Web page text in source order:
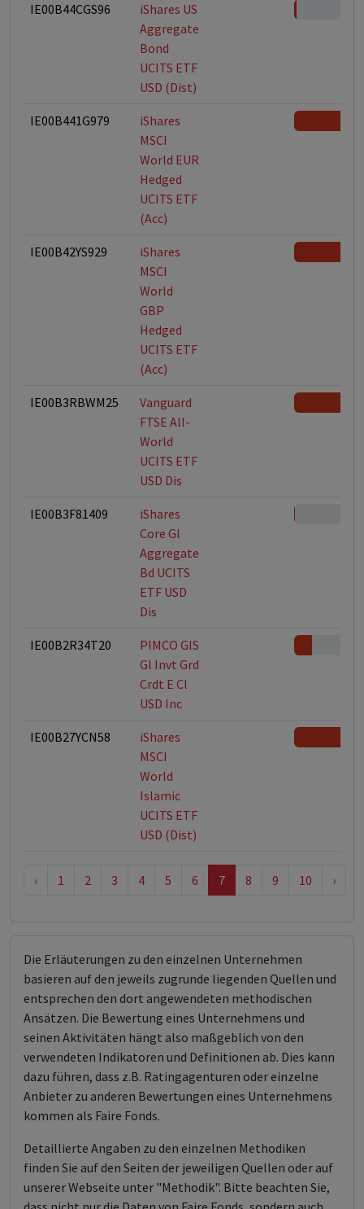
IE00B44CGS96
iShares US
Aggregate
Bond
UCITS ETF
USD (Dist)
IE00B441G979
iShares
MSCI
World EUR
Hedged
UCITS ETF
(Acc)
IE00B42YS929
iShares
MSCI
World
GBP
Hedged
UCITS ETF
(Acc)
IE00B3RBWM25
Vanguard
FTSE All-
World
UCITS ETF
USD Dis
IE00B3F81409
iShares
Core Gl
Aggregate
Bd UCITS
ETF USD
Dis
IE00B2R34T20
PIMCO GIS
Gl Invt Grd
Crdt E Cl
USD Inc
IE00B27YCN58
iShares
MSCI
World
Islamic
UCITS ETF
USD (Dist)
‹ 1 2 3 4 5 6 7 8 9 10 ›
Die Erläuterungen zu den einzelnen Unternehmen
basieren auf den jeweils zugrunde liegenden Quellen und
entsprechen den dort angewendeten methodischen
Ansätzen. Die Bewertung eines Unternehmens und
seinen Aktivitäten hängt also maßgeblich von den
verwendeten Indikatoren und Definitionen ab. Dies kann
dazu führen, dass z.B. Ratingagenturen oder einzelne
Anbieter zu anderen Bewertungen eines Unternehmens
kommen als Faire Fonds.
Detaillierte Angaben zu den einzelnen Methodiken
finden Sie auf den Seiten der jeweiligen Quellen oder auf
unserer Webseite unter "Methodik". Bitte beachten Sie,